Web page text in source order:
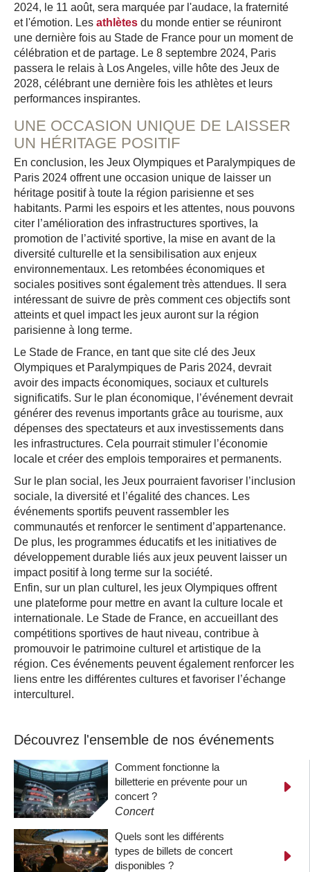
2024, le 11 août, sera marquée par l'audace, la fraternité
et l'émotion. Les athlètes du monde entier se réuniront
une dernière fois au Stade de France pour un moment de
célébration et de partage. Le 8 septembre 2024, Paris
passera le relais à Los Angeles, ville hôte des Jeux de
2028, célébrant une dernière fois les athlètes et leurs
performances inspirantes.
UNE OCCASION UNIQUE DE LAISSER
UN HÉRITAGE POSITIF
En conclusion, les Jeux Olympiques et Paralympiques de
Paris 2024 offrent une occasion unique de laisser un
héritage positif à toute la région parisienne et ses
habitants. Parmi les espoirs et les attentes, nous pouvons
citer l’amélioration des infrastructures sportives, la
promotion de l’activité sportive, la mise en avant de la
diversité culturelle et la sensibilisation aux enjeux
environnementaux. Les retombées économiques et
sociales positives sont également très attendues. Il sera
intéressant de suivre de près comment ces objectifs sont
atteints et quel impact les jeux auront sur la région
parisienne à long terme.
Le Stade de France, en tant que site clé des Jeux
Olympiques et Paralympiques de Paris 2024, devrait
avoir des impacts économiques, sociaux et culturels
significatifs. Sur le plan économique, l’événement devrait
générer des revenus importants grâce au tourisme, aux
dépenses des spectateurs et aux investissements dans
les infrastructures. Cela pourrait stimuler l’économie
locale et créer des emplois temporaires et permanents.
Sur le plan social, les Jeux pourraient favoriser l’inclusion
sociale, la diversité et l’égalité des chances. Les
événements sportifs peuvent rassembler les
communautés et renforcer le sentiment d’appartenance.
De plus, les programmes éducatifs et les initiatives de
développement durable liés aux jeux peuvent laisser un
impact positif à long terme sur la société.
Enfin, sur un plan culturel, les jeux Olympiques offrent
une plateforme pour mettre en avant la culture locale et
internationale. Le Stade de France, en accueillant des
compétitions sportives de haut niveau, contribue à
promouvoir le patrimoine culturel et artistique de la
région. Ces événements peuvent également renforcer les
liens entre les différentes cultures et favoriser l’échange
interculturel.
Découvrez l'ensemble de nos événements
Comment fonctionne la
billetterie en prévente pour un
concert ?
Concert
Quels sont les différents
types de billets de concert
disponibles ?